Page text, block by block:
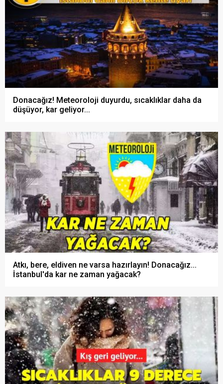
Donacağız! Meteoroloji duyurdu, sıcaklıklar daha da
düşüyor, kar geliyor...
Atkı, bere, eldiven ne varsa hazırlayın! Donacağız...
İstanbul'da kar ne zaman yağacak?